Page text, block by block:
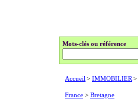
Mots-clés ou référence
Accueil > IMMOBILIER >
France > Bretagne